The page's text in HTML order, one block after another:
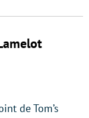
de Tom’s